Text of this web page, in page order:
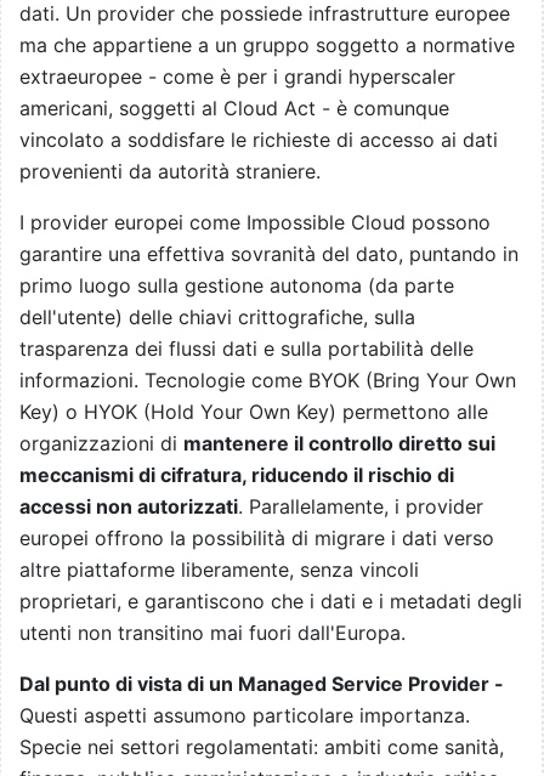
dati. Un provider che possiede infrastrutture europee
ma che appartiene a un gruppo soggetto a normative
extraeuropee - come è per i grandi hyperscaler
americani, soggetti al Cloud Act - è comunque
vincolato a soddisfare le richieste di accesso ai dati
provenienti da autorità straniere.
I provider europei come Impossible Cloud possono
garantire una effettiva sovranità del dato, puntando in
primo luogo sulla gestione autonoma (da parte
dell'utente) delle chiavi crittografiche, sulla
trasparenza dei flussi dati e sulla portabilità delle
informazioni. Tecnologie come BYOK (Bring Your Own
Key) o HYOK (Hold Your Own Key) permettono alle
organizzazioni di mantenere il controllo diretto sui
meccanismi di cifratura, riducendo il rischio di
accessi non autorizzati. Parallelamente, i provider
europei offrono la possibilità di migrare i dati verso
altre piattaforme liberamente, senza vincoli
proprietari, e garantiscono che i dati e i metadati degli
utenti non transitino mai fuori dall'Europa.
Dal punto di vista di un Managed Service Provider -
Questi aspetti assumono particolare importanza.
Specie nei settori regolamentati: ambiti come sanità,